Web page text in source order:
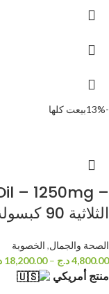
-13% بيعت كلها
الثلاثية 90 كبسولة
الصحة والجمال, الخصوبة
4,800.00د.ج –
18,200.00
منتج أمريكي